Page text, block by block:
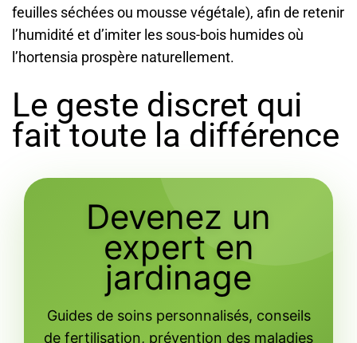
feuilles séchées ou mousse végétale), afin de retenir
l’humidité et d’imiter les sous-bois humides où
l’hortensia prospère naturellement.
Le geste discret qui
fait toute la différence
Devenez un
expert en
jardinage
Guides de soins personnalisés, conseils
de fertilisation, prévention des maladies